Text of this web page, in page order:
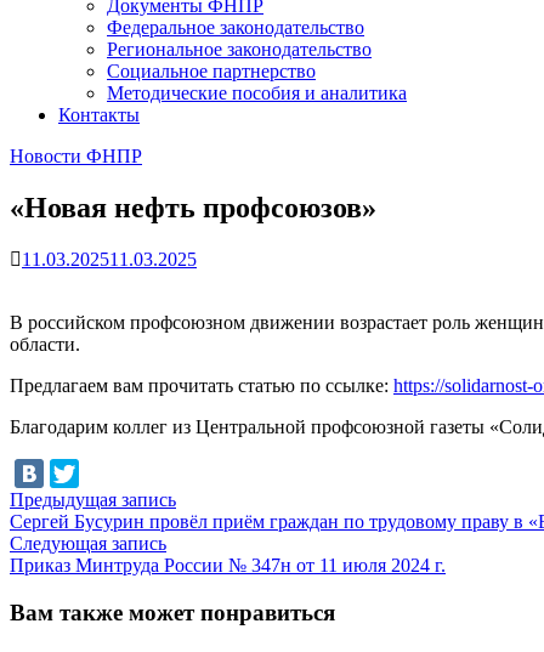
Документы ФНПР
Федеральное законодательство
Региональное законодательство
Социальное партнерство
Методические пособия и аналитика
Контакты
Новости ФНПР
«Новая нефть профсоюзов»
11.03.202511.03.2025
В российском профсоюзном движении возрастает роль
области.
Предлагаем вам прочитать статью по ссылке: https://solidarnost-
Благодарим коллег из Центральной профсоюзной газеты
Навигация
по
записям
Предыдущая записьПредыдущая
запись:
Сергей Бусурин провёл приём граждан по трудовому праву в
Следующая записьСледующая
запись:
Приказ Минтруда России № 347н от 11 июля 2024 г.
Вам также может понравиться